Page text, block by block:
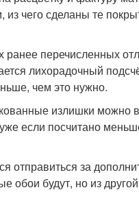
из чего сделаны те
перечисленных
лихорадочный
чем это нужно.
излишки можно
если посчитано
отправиться за
обои будут, но из